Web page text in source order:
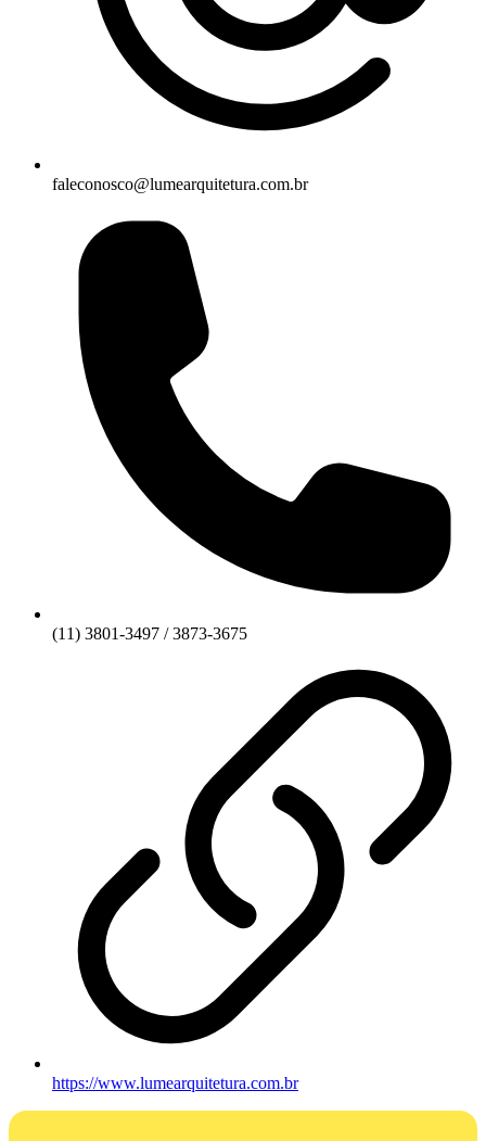
faleconosco@lumearquitetura.com.br
(11) 3801-3497 / 3873-3675
https://www.lumearquitetura.com.br